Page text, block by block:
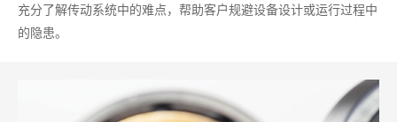
充分了解传动系统中的难点，帮助客户规避设备设计或运行过程中
的隐患。